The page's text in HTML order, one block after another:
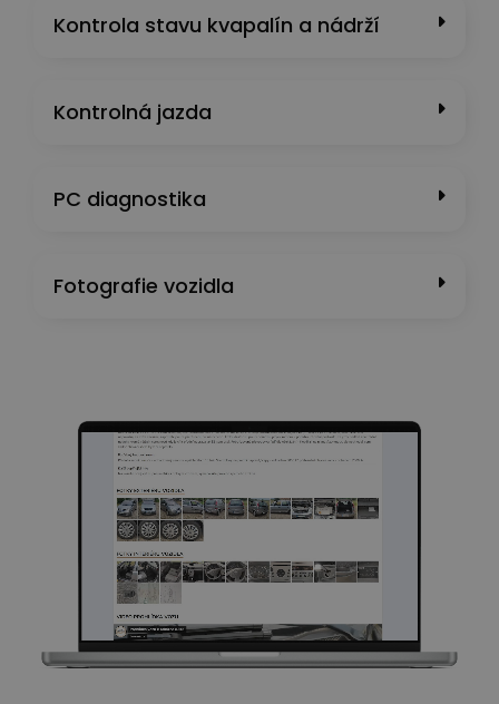
Kontrola stavu kvapalín a nádrží
Kontrolná jazda
PC diagnostika
Fotografie vozidla